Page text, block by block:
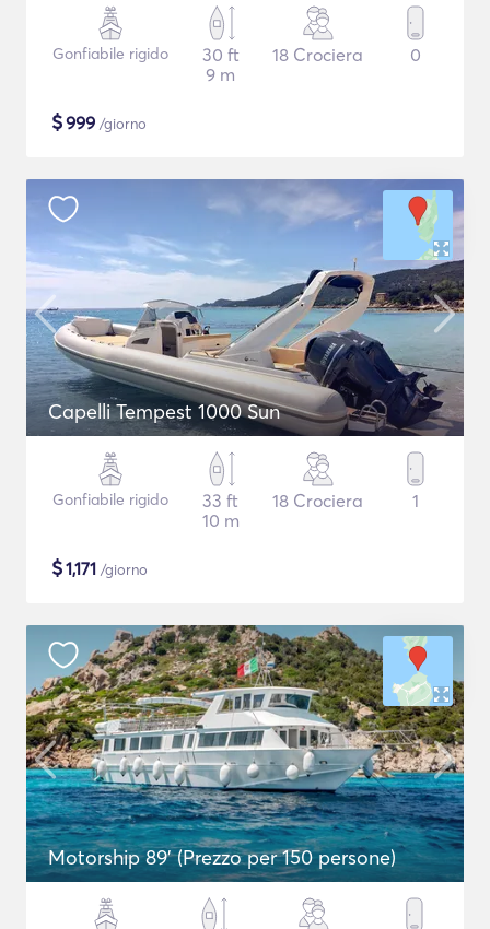
Gonfiabile rigido
30 ft
9 m
18 Crociera 0
$999 /giorno
Capelli Tempest 1000 Sun
Gonfiabile rigido
33 ft
10 m
18 Crociera 1
$1,171 /giorno
Motorship 89' (Prezzo per 150 persone)